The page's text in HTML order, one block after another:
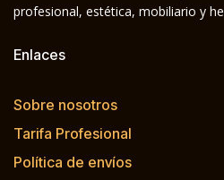
profesional, estética, mobiliario y
Enlaces
Sobre nosotros
Tarifa Profesional
Política de envíos